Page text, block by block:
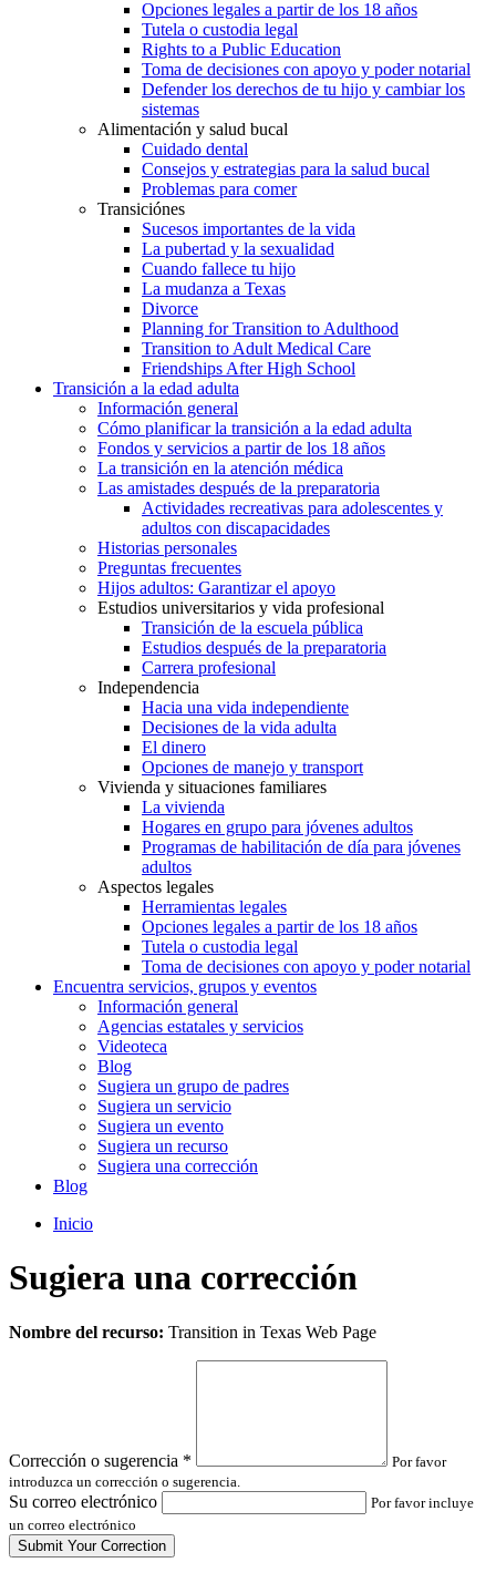
Opciones legales a partir de los 18 años
Tutela o custodia legal
Rights to a Public Education
Toma de decisiones con apoyo y poder notarial
Defender los derechos de tu hijo y cambiar los
sistemas
Alimentación y salud bucal
Cuidado dental
Consejos y estrategias para la salud bucal
Problemas para comer
Transiciónes
Sucesos importantes de la vida
La pubertad y la sexualidad
Cuando fallece tu hijo
La mudanza a Texas
Divorce
Planning for Transition to Adulthood
Transition to Adult Medical Care
Friendships After High School
Transición a la edad adulta
Información general
Cómo planificar la transición a la edad adulta
Fondos y servicios a partir de los 18 años
La transición en la atención médica
Las amistades después de la preparatoria
Actividades recreativas para adolescentes y
adultos con discapacidades
Historias personales
Preguntas frecuentes
Hijos adultos: Garantizar el apoyo
Estudios universitarios y vida profesional
Transición de la escuela pública
Estudios después de la preparatoria
Carrera profesional
Independencia
Hacia una vida independiente
Decisiones de la vida adulta
El dinero
Opciones de manejo y transport
Vivienda y situaciones familiares
La vivienda
Hogares en grupo para jóvenes adultos
Programas de habilitación de día para jóvenes
adultos
Aspectos legales
Herramientas legales
Opciones legales a partir de los 18 años
Tutela o custodia legal
Toma de decisiones con apoyo y poder notarial
Encuentra servicios, grupos y eventos
Información general
Agencias estatales y servicios
Videoteca
Blog
Sugiera un grupo de padres
Sugiera un servicio
Sugiera un evento
Sugiera un recurso
Sugiera una corrección
Blog
Inicio
Sugiera una corrección
Leave
Nombre del recurso: Transition in Texas Web Page
Corrección o sugerencia *
Por favor
introduzca un corrección o sugerencia.
Su correo electrónico
Por favor incluye
un correo electrónico